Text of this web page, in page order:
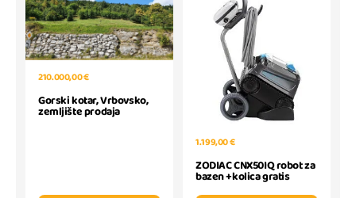
210.000,00 €
Gorski kotar, Vrbovsko,
zemljište prodaja
1.199,00 €
ZODIAC CNX50IQ robot za
bazen +kolica gratis